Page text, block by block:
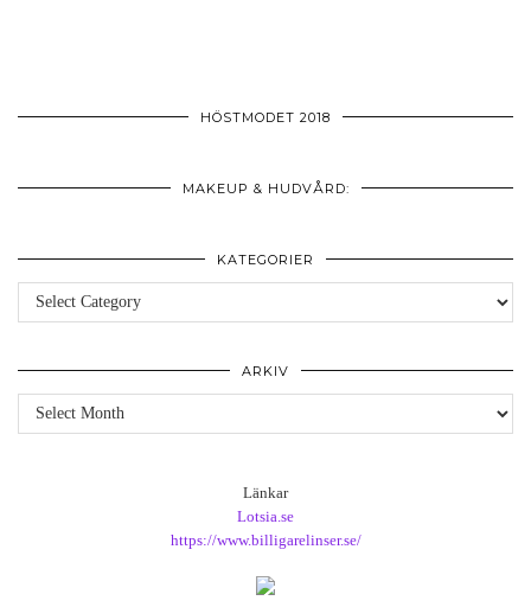
HÖSTMODET 2018
MAKEUP & HUDVÅRD:
KATEGORIER
Kategorier
ARKIV
Arkiv
Länkar
Lotsia.se
https://www.billigarelinser.se/